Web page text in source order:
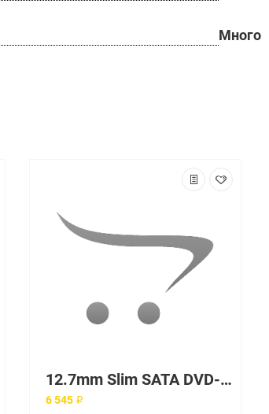
Много
12.7mm Slim SATA DVD-ROM Kit
6 545 ₽